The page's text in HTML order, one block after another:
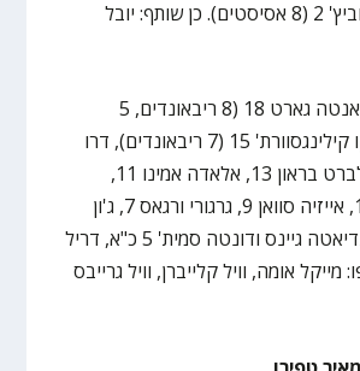
6 כ"א, ניב ברקוביץ' 2 (8 אסיסטים). כן שותף: יובל
דיאנטה גארט 18 (8 ריבאונדים, 5
אסיסטים), מרקו קילינגסוורת' 15 (7 ריבאונדים), דרו
קרופורד 14, גילברט בראון 13, אלאדה אמינו 11,
קאליף ווייאט 10, אייזיה סוואן 9, גרגורי ורגאס 7, ג'ון
וויליאמסון 6, סנדיאטה גיינס ודונטה סמית' 5 כ"א, דריל
שותפו: מייקל אומה, וויל קלייברן, וויל גרייבס